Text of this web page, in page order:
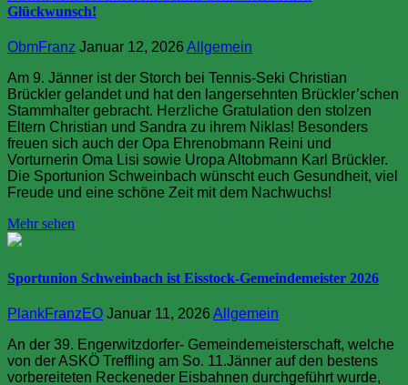
Glückwunsch!
ObmFranz Januar 12, 2026 Allgemein
Am 9. Jänner ist der Storch bei Tennis-Seki Christian
Brückler gelandet und hat den langersehnten Brückler’schen
Stammhalter gebracht. Herzliche Gratulation den stolzen
Eltern Christian und Sandra zu ihrem Niklas! Besonders
freuen sich auch der Opa Ehrenobmann Reini und
Vorturnerin Oma Lisi sowie Uropa Altobmann Karl Brückler.
Die Sportunion Schweinbach wünscht euch Gesundheit, viel
Freude und eine schöne Zeit mit dem Nachwuchs!
Mehr sehen
Sportunion Schweinbach ist Eisstock-Gemeindemeister 2026
PlankFranzEO Januar 11, 2026 Allgemein
An der 39. Engerwitzdorfer- Gemeindemeisterschaft, welche
von der ASKÖ Treffling am So. 11.Jänner auf den bestens
vorbereiteten Reckeneder Eisbahnen durchgeführt wurde,